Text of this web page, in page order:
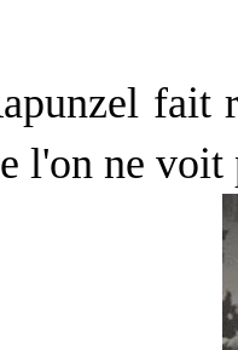
fait
l'on ne voit